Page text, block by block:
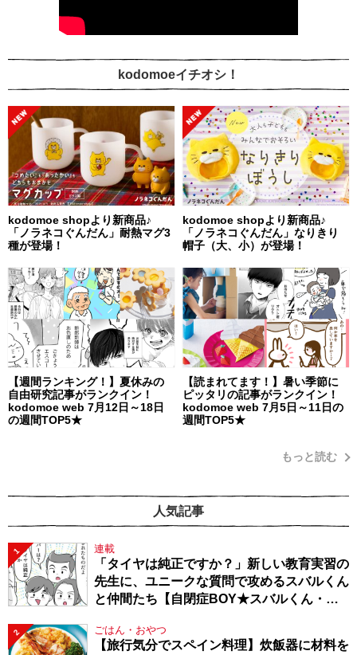
kodomoeイチオシ！
kodomoe shopより新商品♪
「ノラネコぐんだん」耐熱マグ3
種が登場！
kodomoe shopより新商品♪
「ノラネコぐんだん」なりきり
帽子（大、小）が登場！
【週間ランキング！】夏休みの
自由研究記事がランクイン！
kodomoe web 7月12日～18日
の週間TOP5★
【読まれてます！】暑い季節に
ピッタリの記事がランクイン！
kodomoe web 7月5日～11日の
週間TOP5★
もっと読む
人気記事
1 連載
「タイヤは純正ですか？」新しい教育実習の
先生に、ユニークな質問で攻めるスバルくん
と仲間たち【自閉症BOY★スバルくん・
2 ごはん・おやつ
【旅行気分でスペイン料理】炊飯器に材料を